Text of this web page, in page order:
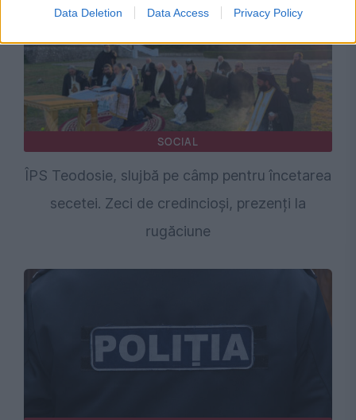
Data Deletion Data Access Privacy Policy
SOCIAL
ÎPS Teodosie, slujbă pe câmp pentru încetarea
secetei. Zeci de credincioși, prezenți la
rugăciune